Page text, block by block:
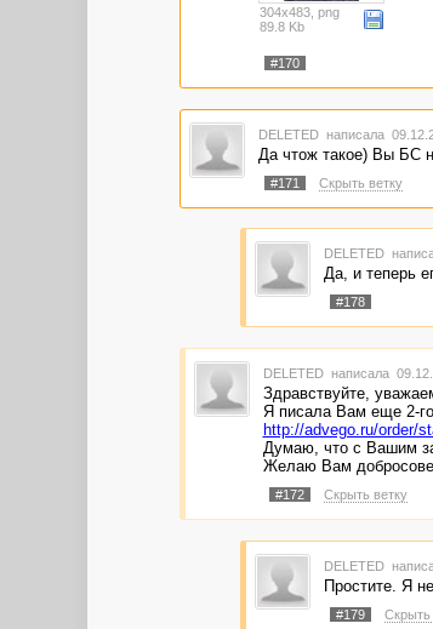
304x483, png
89.8 Kb
#170
DELETED написала
Да чтож такое) Вы БС
#171 Скрыть ветку
DELETED
Да, и теперь
#178
DELETED написала
Здравствуйте,
Я писала Вам еще 2-го
http://advego.ru/order/
Думаю, что с Вашим
Желаю Вам
#172 Скрыть ветку
DELETED
Простите. Я
#179 Скрыть